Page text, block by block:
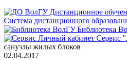
Дистанционное
Система дистанционного
Библиотека
Сервис
санузлы жилых блоков
02.04.2017